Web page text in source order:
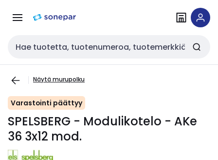
navigointiinsisältöön
Haku
Näytä murupolku
Varastointi päättyy
SPELSBERG - Modulikotelo - AKe
36 3x12 mod.